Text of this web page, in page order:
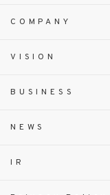
COMPANY
VISION
BUSINESS
NEWS
IR